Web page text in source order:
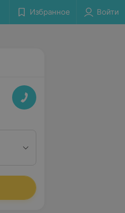
Избранное Войти